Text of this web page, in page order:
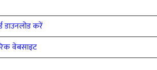
डाउनलोड करें
वेबसाइट